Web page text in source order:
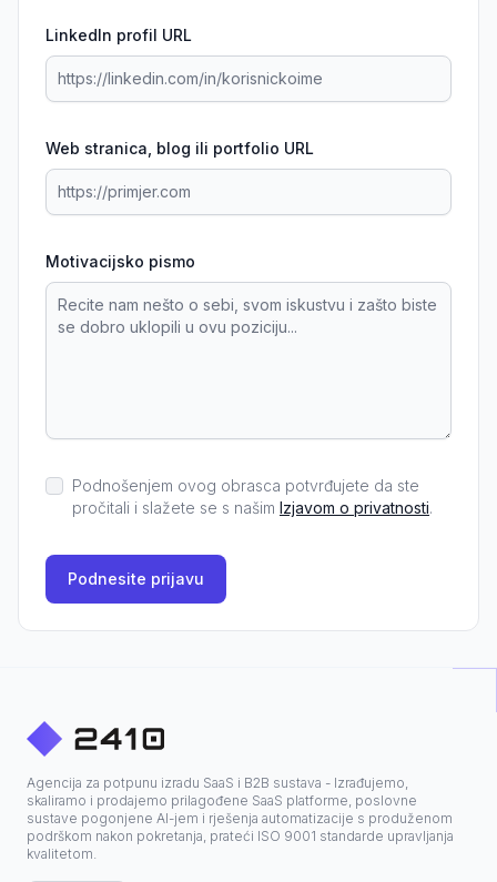
LinkedIn profil URL
Web stranica, blog ili portfolio URL
Motivacijsko pismo
Podnošenjem ovog obrasca potvrđujete da ste
pročitali i slažete se s našim Izjavom o privatnosti.
Podnesite prijavu
Agencija za potpunu izradu SaaS i B2B sustava - Izrađujemo,
skaliramo i prodajemo prilagođene SaaS platforme, poslovne
sustave pogonjene AI-jem i rješenja automatizacije s produženom
podrškom nakon pokretanja, prateći ISO 9001 standarde upravljanja
kvalitetom.